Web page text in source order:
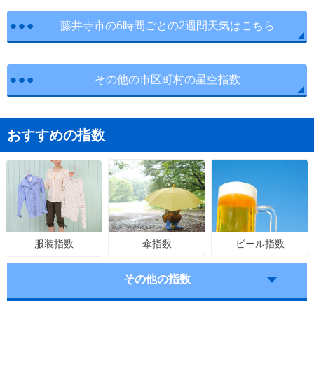
藤井寺市の6時間ごとの2週間天気はこちら
その他の市区町村の星空指数
おすすめの指数
服装指数 傘指数 ビール指数
その他の指数